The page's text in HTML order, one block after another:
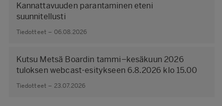
Kannattavuuden parantaminen eteni
suunnitellusti
Tiedotteet – 06.08.2026
Kutsu Metsä Boardin tammi–kesäkuun 2026
tuloksen webcast-esitykseen 6.8.2026 klo 15.00
Tiedotteet – 23.07.2026